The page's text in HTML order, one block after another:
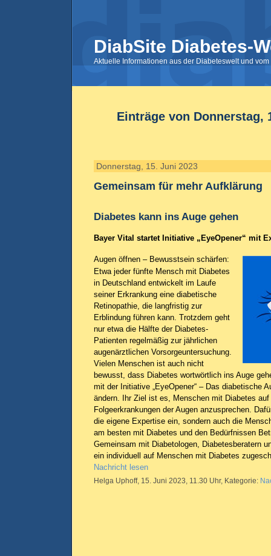
DiabSite Diabetes-
Aktuelle Informationen aus der Diabeteswelt und
Einträge von Donnerstag,
Donnerstag, 15. Juni 2023
Gemeinsam für mehr Aufklärung
Diabetes kann ins Auge gehen
Bayer Vital startet Initiative „EyeOpener“ mit
Augen öffnen – Bewusstsein schärfen:
Etwa jeder fünfte Mensch mit Diabetes
in Deutschland entwickelt im Laufe
seiner Erkrankung eine diabetische
Retinopathie, die langfristig zur
Erblindung führen kann. Trotzdem geht
nur etwa die Hälfte der Diabetes-
Patienten regelmäßig zur jährlichen
augenärztlichen Vorsorgeuntersuchung.
Vielen Menschen ist auch nicht
bewusst, dass Diabetes wortwörtlich ins Auge
mit der Initiative „EyeOpener“ – Das diabetische
ändern. Ihr Ziel ist es, Menschen mit Diabetes
Folgeerkrankungen der Augen anzusprechen.
die eigene Expertise ein, sondern auch die
am besten mit Diabetes und den Bedürfnissen
Gemeinsam mit Diabetologen, Diabetesberatern
ein individuell auf Menschen mit Diabetes
Nachricht lesen
Helga Uphoff, 15. Juni 2023, 11.30 Uhr, Kategorie: